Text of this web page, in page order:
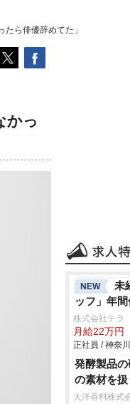
ら俳優辞めてた」
かっ
NEW
未
ッフ」年
株式会社テラ
月給22万円
正社員 / 神奈
発酵製品
の素材を
大洋香料株式